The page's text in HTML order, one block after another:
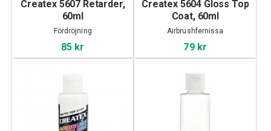
Createx 5607 Retarder,
60ml
Fördröjning
85 kr
Createx 5604 Gloss Top
Coat, 60ml
Airbrushfernissa
79 kr